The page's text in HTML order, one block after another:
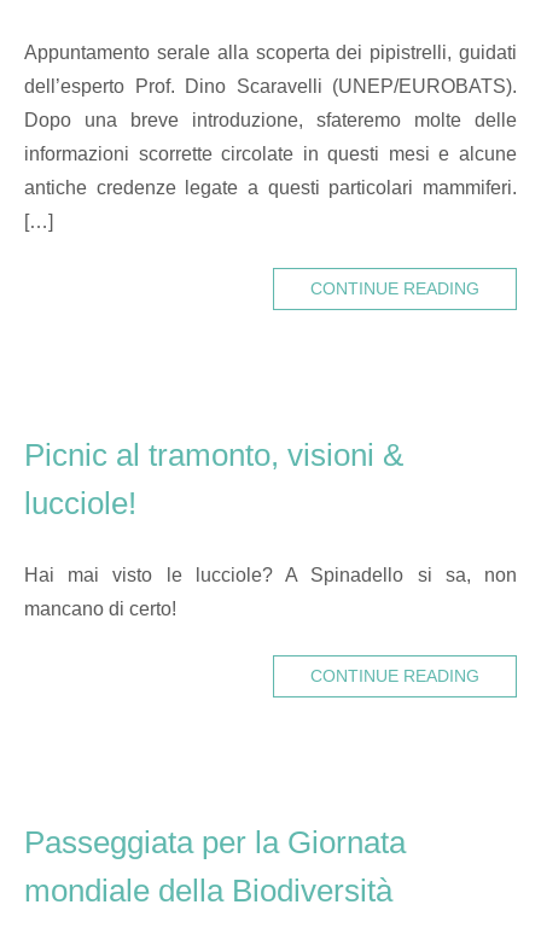
Appuntamento serale alla scoperta dei pipistrelli, guidati
dell’esperto Prof. Dino Scaravelli (UNEP/EUROBATS).
Dopo una breve introduzione, sfateremo molte delle
informazioni scorrette circolate in questi mesi e alcune
antiche credenze legate a questi particolari mammiferi.
[…]
CONTINUE READING
Picnic al tramonto, visioni &
lucciole!
Hai mai visto le lucciole? A Spinadello si sa, non
mancano di certo!
CONTINUE READING
Passeggiata per la Giornata
mondiale della Biodiversità